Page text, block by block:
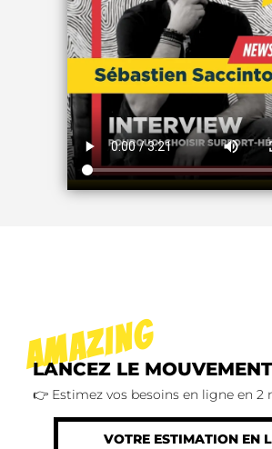
LANCEZ LE MOUVEMENT
AMAZING
👉 Estimez vos besoins en ligne en 2
VOTRE ESTIMATION EN